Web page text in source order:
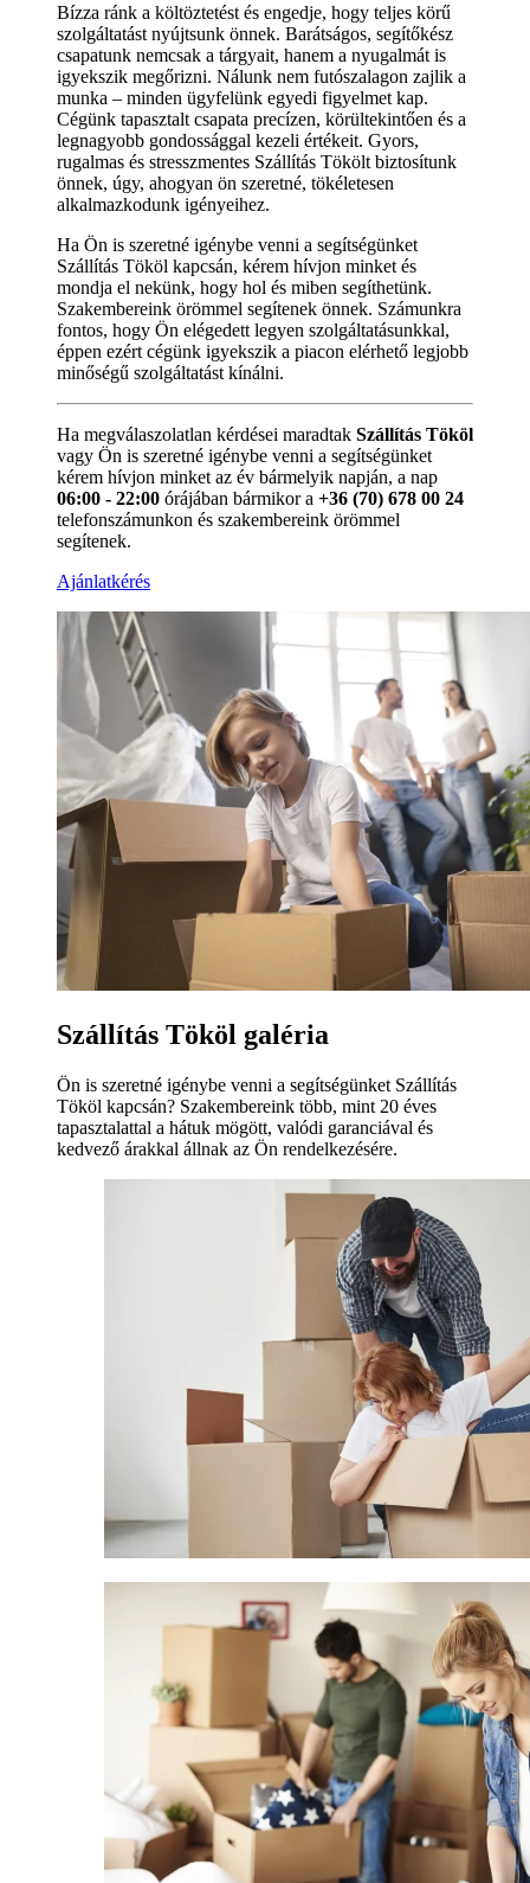
Bízza ránk a költöztetést és engedje, hogy teljes körű
szolgáltatást nyújtsunk önnek. Barátságos, segítőkész
csapatunk nemcsak a tárgyait, hanem a nyugalmát is
igyekszik megőrizni. Nálunk nem futószalagon zajlik a
munka – minden ügyfelünk egyedi figyelmet kap.
Cégünk tapasztalt csapata precízen, körültekintően és a
legnagyobb gondossággal kezeli értékeit. Gyors,
rugalmas és stresszmentes Szállítás Tökölt biztosítunk
önnek, úgy, ahogyan ön szeretné, tökéletesen
alkalmazkodunk igényeihez.
Ha Ön is szeretné igénybe venni a segítségünket
Szállítás Tököl kapcsán, kérem hívjon minket és
mondja el nekünk, hogy hol és miben segíthetünk.
Szakembereink örömmel segítenek önnek. Számunkra
fontos, hogy Ön elégedett legyen szolgáltatásunkkal,
éppen ezért cégünk igyekszik a piacon elérhető legjobb
minőségű szolgáltatást kínálni.
Ha megválaszolatlan kérdései maradtak Szállítás Tököl
vagy Ön is szeretné igénybe venni a segítségünket
kérem hívjon minket az év bármelyik napján, a nap
06:00 - 22:00 órájában bármikor a +36 (70) 678 00 24
telefonszámunkon és szakembereink örömmel
segítenek.
Ajánlatkérés
Szállítás Tököl galéria
Ön is szeretné igénybe venni a segítségünket Szállítás
Tököl kapcsán? Szakembereink több, mint 20 éves
tapasztalattal a hátuk mögött, valódi garanciával és
kedvező árakkal állnak az Ön rendelkezésére.